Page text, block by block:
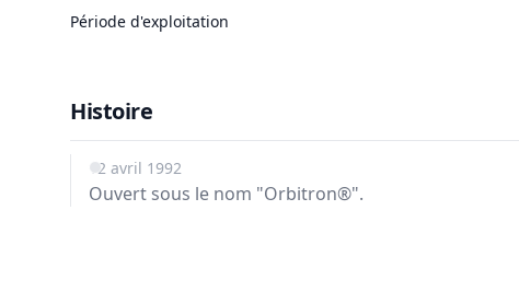
Période d'exploitation
Histoire
12 avril 1992
Ouvert sous le nom "Orbitron®".